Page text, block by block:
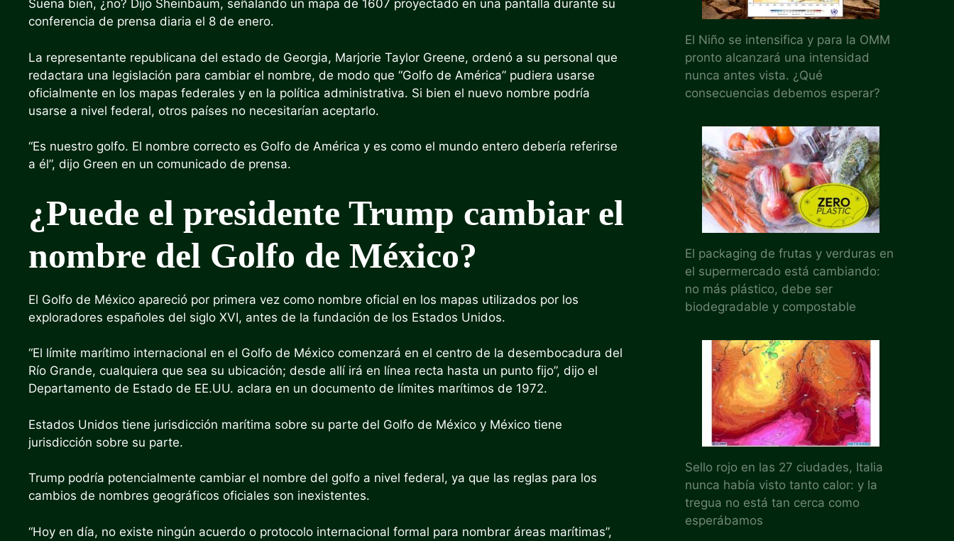
Suena bien, ¿no? Dijo Sheinbaum, señalando un mapa de 1607 proyectado en una pantalla durante su
conferencia de prensa diaria el 8 de enero.
La representante republicana del estado de Georgia, Marjorie Taylor Greene, ordenó a su personal que
redactara una legislación para cambiar el nombre, de modo que “Golfo de América” pudiera usarse
oficialmente en los mapas federales y en la política administrativa. Si bien el nuevo nombre podría
usarse a nivel federal, otros países no necesitarían aceptarlo.
“Es nuestro golfo. El nombre correcto es Golfo de América y es como el mundo entero debería referirse
a él”, dijo Green en un comunicado de prensa.
¿Puede el presidente Trump cambiar el
nombre del Golfo de México?
El Golfo de México apareció por primera vez como nombre oficial en los mapas utilizados por los
exploradores españoles del siglo XVI, antes de la fundación de los Estados Unidos.
“El límite marítimo internacional en el Golfo de México comenzará en el centro de la desembocadura del
Río Grande, cualquiera que sea su ubicación; desde allí irá en línea recta hasta un punto fijo”, dijo el
Departamento de Estado de EE.UU. aclara en un documento de límites marítimos de 1972.
Estados Unidos tiene jurisdicción marítima sobre su parte del Golfo de México y México tiene
jurisdicción sobre su parte.
Trump podría potencialmente cambiar el nombre del golfo a nivel federal, ya que las reglas para los
cambios de nombres geográficos oficiales son inexistentes.
“Hoy en día, no existe ningún acuerdo o protocolo internacional formal para nombrar áreas marítimas”,
El Niño se intensifica y para la OMM
pronto alcanzará una intensidad
nunca antes vista. ¿Qué
consecuencias debemos esperar?
El packaging de frutas y verduras en
el supermercado está cambiando:
no más plástico, debe ser
biodegradable y compostable
Sello rojo en las 27 ciudades, Italia
nunca había visto tanto calor: y la
tregua no está tan cerca como
esperábamos